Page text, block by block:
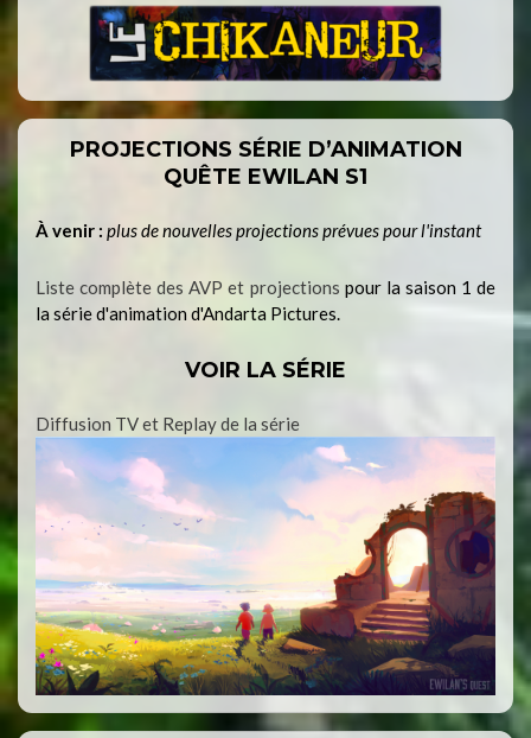
PROJECTIONS SÉRIE D’ANIMATION
QUÊTE EWILAN S1
À venir : plus de nouvelles projections prévues pour l'instant
Liste complète des AVP et projections pour la saison 1 de
la série d'animation d'Andarta Pictures.
VOIR LA SÉRIE
Diffusion TV et Replay de la série